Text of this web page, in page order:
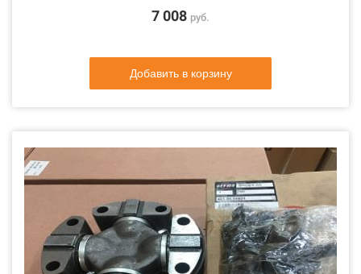
7 008 руб.
Добавить в корзину